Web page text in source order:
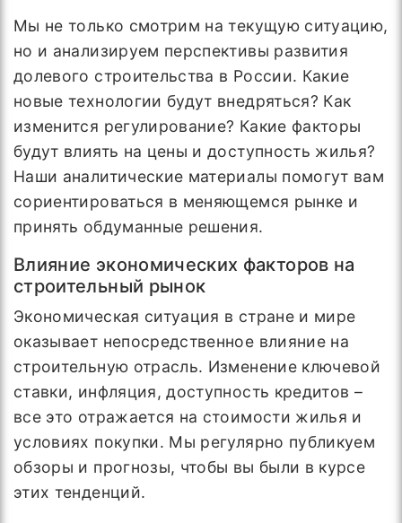
Мы не только смотрим на текущую ситуацию,
но и анализируем перспективы развития
долевого строительства в России. Какие
новые технологии будут внедряться? Как
изменится регулирование? Какие факторы
будут влиять на цены и доступность жилья?
Наши аналитические материалы помогут вам
сориентироваться в меняющемся рынке и
принять обдуманные решения.
Влияние экономических факторов на
строительный рынок
Экономическая ситуация в стране и мире
оказывает непосредственное влияние на
строительную отрасль. Изменение ключевой
ставки, инфляция, доступность кредитов –
все это отражается на стоимости жилья и
условиях покупки. Мы регулярно публикуем
обзоры и прогнозы, чтобы вы были в курсе
этих тенденций.